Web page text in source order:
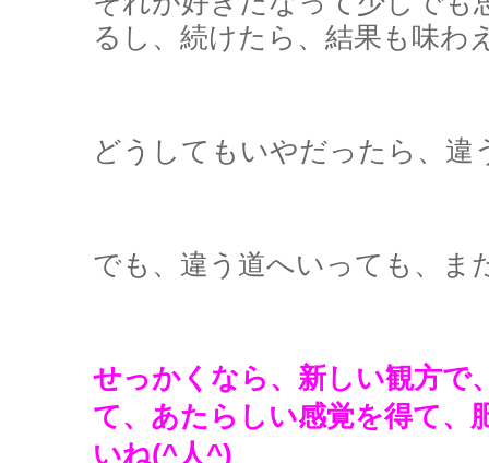
るし、続けたら、結果も味わ
どうしてもいやだったら、違
でも、違う道へいっても、ま
せっかくなら、新しい観方で
て、あたらしい感覚を得て、
いね(^人^)